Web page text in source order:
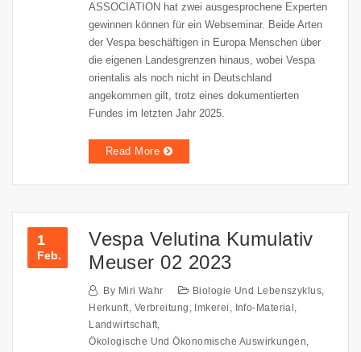
ASSOCIATION hat zwei ausgesprochene Experten
gewinnen können für ein Webseminar. Beide Arten
der Vespa beschäftigen in Europa Menschen über
die eigenen Landesgrenzen hinaus, wobei Vespa
orientalis als noch nicht in Deutschland
angekommen gilt, trotz eines dokumentierten
Fundes im letzten Jahr 2025.
Read More
1
Feb.
Vespa Velutina Kumulativ
Meuser 02 2023
By Miri Wahr Biologie Und Lebenszyklus,
Herkunft, Verbreitung , Imkerei , Info-Material ,
Landwirtschaft,
Ökologische Und Ökonomische Auswirkungen,